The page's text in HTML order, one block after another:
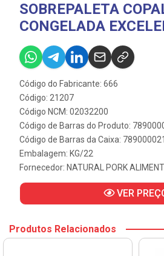
SOBREPALETA
CONGELADA
Código do Fabricante: 666
Código: 21207
Código NCM: 02032200
Código de Barras do Produto:
Código de Barras da Caixa:
Embalagem: KG/22
Fornecedor: NATURAL PORK
VER
Produtos Relacionados